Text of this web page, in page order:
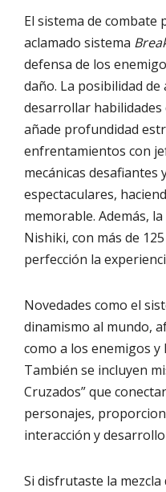
El sistema de combate
aclamado sistema
defensa de los
daño. La posibilidad
desarrollar habilidades
añade profundidad
enfrentamientos con
mecánicas desafiantes
espectaculares,
memorable. Además,
Nishiki, con más de
perfección la
Novedades como el
dinamismo al mundo,
como a los enemigos y
También se incluyen
Cruzados” que
personajes,
interacción y
Si disfrutaste la